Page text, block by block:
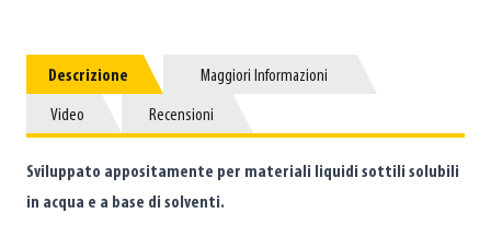
Descrizione
Descrizione Maggiori Informazioni
Maggiori Informazioni
Video
Video Recensioni
Recensioni
Sviluppato appositamente per materiali liquidi sottili solubili
in acqua e a base di solventi.